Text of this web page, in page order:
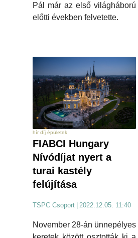
Pál már az első világháború
előtti években felvetette.
hír díj épületek
FIABCI Hungary
Nívódíjat nyert a
turai kastély
felújítása
TSPC Csoport 2022.12.05. 11:40
November 28-án ünnepélyes